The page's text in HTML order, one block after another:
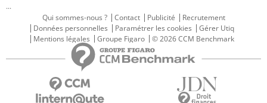
...
Qui sommes-nous ?
Contact Publicité
Recrutement
Données personnelles
Paramétrer les cookies
Gérer Utiq
Mentions légales
Groupe Figaro © 2026 CCM Benchmark